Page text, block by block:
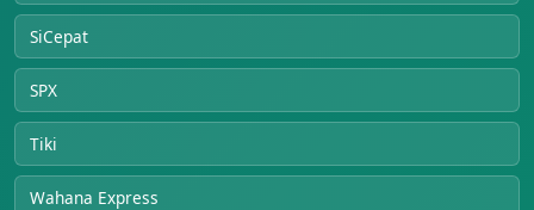
SiCepat
SPX
Tiki
Wahana Express